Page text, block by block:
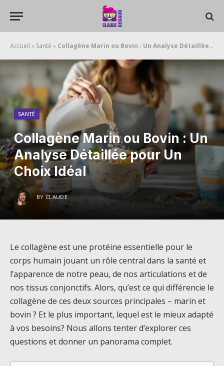
Accueil » Santé » Collagène Marin ou Bovin : Un Analyse Détaillée pour Un Choix Idéal
SANTÉ
Collagène Marin ou Bovin : Un
Analyse Détaillée pour Un
Choix Idéal
BY CLAUDE
Le collagène est une protéine essentielle pour le
corps humain jouant un rôle central dans la santé et
l’apparence de notre peau, de nos articulations et de
nos tissus conjonctifs. Alors, qu’est ce qui différencie le
collagène de ces deux sources principales – marin et
bovin ? Et le plus important, lequel est le mieux adapté
à vos besoins? Nous allons tenter d’explorer ces
questions et donner un panorama complet.